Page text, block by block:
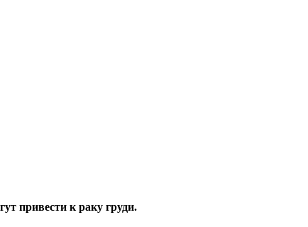
привести к раку груди.